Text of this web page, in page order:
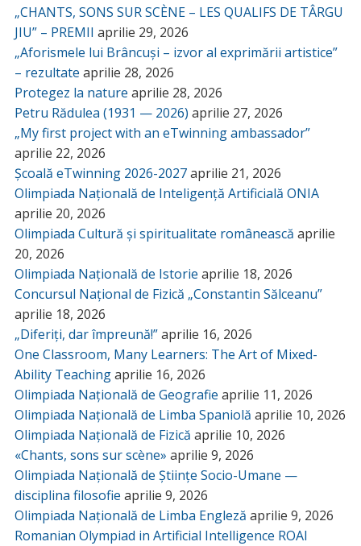
„CHANTS, SONS SUR SCÈNE – LES QUALIFS DE TÂRGU
JIU” – PREMII aprilie 29, 2026
„Aforismele lui Brâncuși – izvor al exprimării artistice”
– rezultate aprilie 28, 2026
Protegez la nature aprilie 28, 2026
Petru Rădulea (1931 — 2026) aprilie 27, 2026
„My first project with an eTwinning ambassador”
aprilie 22, 2026
Școală eTwinning 2026-2027aprilie 21, 2026
Olimpiada Națională de Inteligență Artificială ONIA
aprilie 20, 2026
Olimpiada Cultură și spiritualitate românească aprilie
20, 2026
Olimpiada Națională de Istorie aprilie 18, 2026
Concursul Național de Fizică „Constantin Sălceanu”
aprilie 18, 2026
„Diferiți, dar împreună!”aprilie 16, 2026
One Classroom, Many Learners: The Art of Mixed-
Ability Teachingaprilie 16, 2026
Olimpiada Națională de Geografie aprilie 11, 2026
Olimpiada Națională de Limba Spaniolă aprilie 10, 2026
Olimpiada Națională de Fizică aprilie 10, 2026
«Chants, sons sur scène» aprilie 9, 2026
Olimpiada Națională de Științe Socio-Umane —
disciplina filosofie aprilie 9, 2026
Olimpiada Națională de Limba Engleză aprilie 9, 2026
Romanian Olympiad in Artificial Intelligence ROAI